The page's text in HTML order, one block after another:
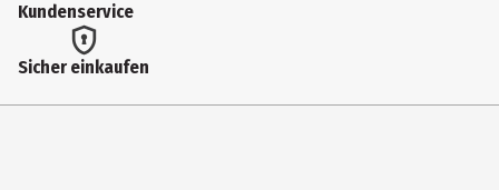
Kundenservice
Sicher einkaufen